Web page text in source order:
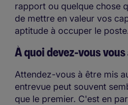
rapport ou quelque chose
de mettre en valeur vos
aptitude à occuper le
À quoi devez-vous
Attendez-vous à être mis
entrevue peut souvent
que le premier. C'est en